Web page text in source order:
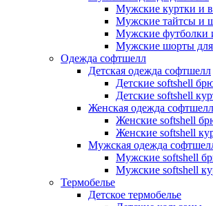
Мужские куртки и
Мужские тайтсы и
Мужские футболки
Мужские шорты для
Одежда софтшелл
Детская одежда софтшелл
Детские softshell
Детские softshell
Женская одежда софтшелл
Женские softshell
Женские softshell
Мужская одежда
Мужские softshell
Мужские softshell
Термобелье
Детское термобелье